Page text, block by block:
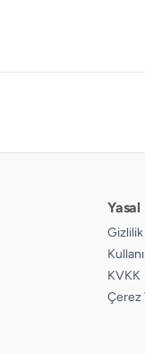
Yasal
Gizlilik
KVKK
Çerez